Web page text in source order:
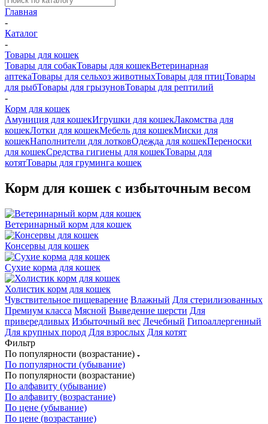
Главная
-
Каталог
-
Товары для кошек
Товары для собакТовары для кошекВетеринарная
аптекаТовары для сельхоз животныхТовары для птицТовары
для рыбТовары для грызуновТовары для рептилий
-
Корм для кошек
Амуниция для кошекИгрушки для кошекЛакомства для
кошекЛотки для кошекМебель для кошекМиски для
кошекНаполнители для лотковОдежда для кошекПереноски
для кошекСредства гигиены для кошекТовары для
котятТовары для груминга кошек
Корм для кошек с избыточным весом
Ветеринарный корм для кошек
Консервы для кошек
Сухие корма для кошек
Холистик корм для кошек
Чувствительное пищеварение Влажный Для стерилизованных
Премиум класса Мясной Выведение шерсти Для
привередливых Избыточный вес Лечебный Гипоаллергенный
Для крупных пород Для взрослых Для котят
Фильтр
По популярности (возрастание)
По популярности (убывание)
По популярности (возрастание)
По алфавиту (убывание)
По алфавиту (возрастание)
По цене (убывание)
По цене (возрастание)